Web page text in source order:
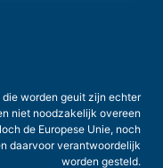
worden geuit zijn echter
niet noodzakelijk overeen
de Europese Unie, noch
daarvoor verantwoordelijk
worden gesteld.